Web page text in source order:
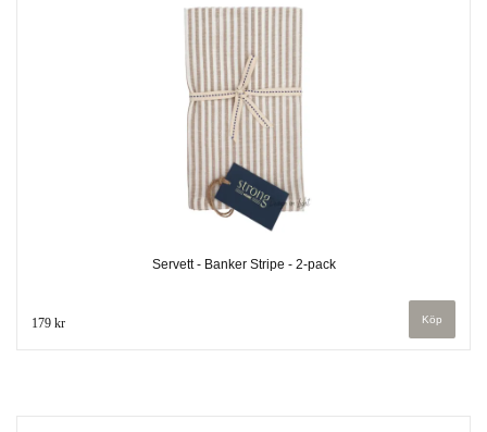
Servett - Banker Stripe - 2-pack
179 kr